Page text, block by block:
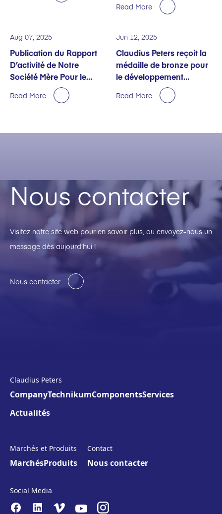
Read More
Aug 07, 2025
Publication du Rapport
D’activité de Notre
Société Mère Pour le
Premier Semestre
Read More
Jun 12, 2025
Claudius Peters reçoit la
médaille de bronze pour
le développement
durable décernée par
EcoVadis
Read More
Nous contacter
Visitez notre site web pour en savoir plus, ou envoyez-nous un
message dès aujourd’hui !
Nous contacter
Claudius Peters
CompanyTechnikumComponentsServices
Actualités
Marchés et Produits
MarchésProduits
Contact
Nous contacter
Social Media